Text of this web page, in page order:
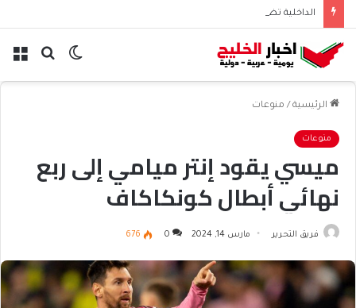
الداخلية تضبط 49 مخالفا في حملة تفتيشية بالشويخ الصناعية
بحث الوضع
الرئيسية / منوعات
منوعات
ميسي يقود إنتر ميامي إلى ربع
نهائي أبطال كونكاكاف
فريق التحرير مارس 14, 2024 0
676